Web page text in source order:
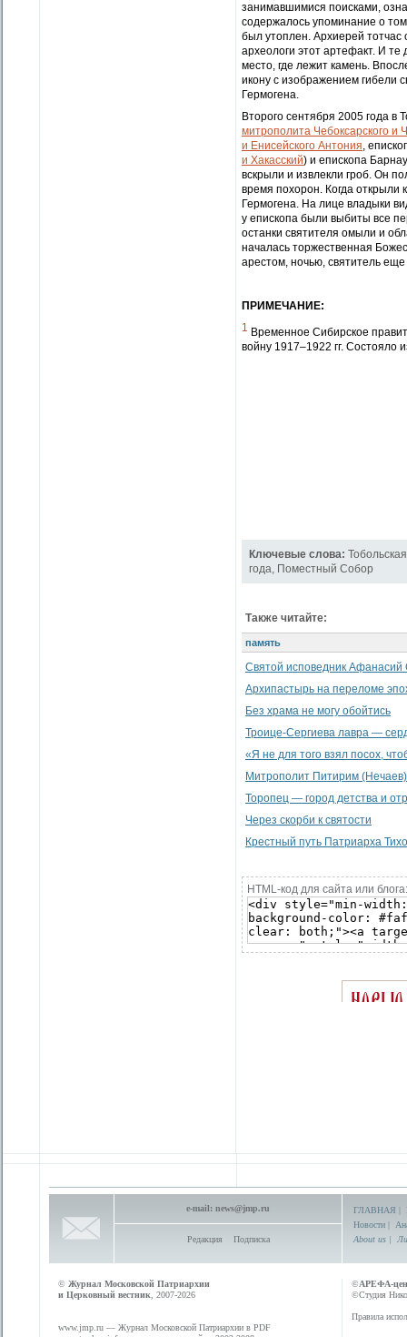
занимавшимися поисками,
содержалось упоминание о
был утоплен. Архиерей тотчас
археологи этот артефакт. И
место, где лежит камень.
икону с изображением гибели
Гермогена.
Второго сентября 2005 года в
митрополита Чебоксарского и
и Енисейского Антония,
и Хакасский) и епископа
вскрыли и извлекли гроб. Он
время похорон. Когда
Гермогена. На лице владыки
у епископа были выбиты все
останки святителя омыли и
началась торжественная
арестом, ночью, святитель
ПРИМЕЧАНИЕ:
1 Временное Сибирское
войну 1917–1922 гг. Состояло
Ключевые слова:
года, Поместный Собор
Также читайте:
память
Святой исповедник Афанасий
Архипастырь на переломе
Без храма не могу обойтись
Троице-Сергиева лавра —
«Я не для того взял посох,
Митрополит Питирим
Торопец — город детства и
Через скорби к святости
Крестный путь Патриарха
HTML-код для сайта или блога:
e-mail: news@jmp.ru
Редакция Подписка
ГЛАВНАЯ |
Новости |
About us |
© Журнал Московской Патриархии
и Церковный вестник , 2007-2026
www.jmp.ru — Журнал Московской Патриархии в PDF
©АРЕФА-
©Студия
Правила